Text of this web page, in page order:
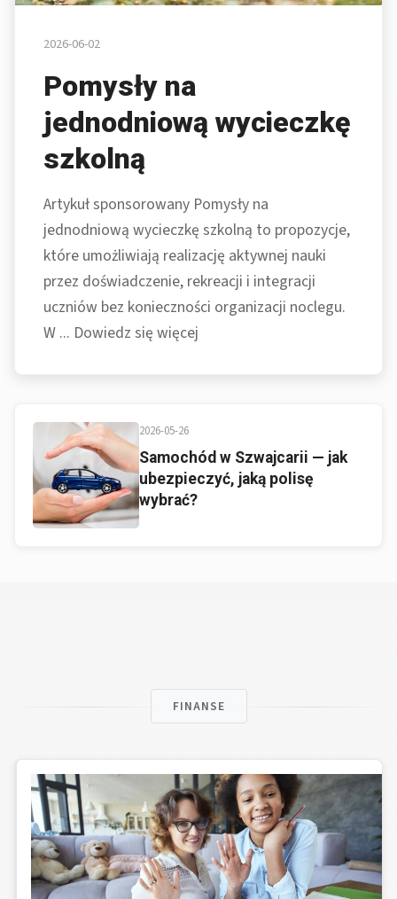
2026-06-02
Pomysły na
jednodniową wycieczkę
szkolną
Artykuł sponsorowany Pomysły na
jednodniową wycieczkę szkolną to propozycje,
które umożliwiają realizację aktywnej nauki
przez doświadczenie, rekreacji i integracji
uczniów bez konieczności organizacji noclegu.
W ... Dowiedz się więcej
2026-05-26
Samochód w Szwajcarii — jak
ubezpieczyć, jaką polisę
wybrać?
FINANSE